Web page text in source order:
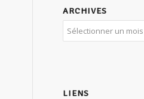
ARCHIVES
LIENS